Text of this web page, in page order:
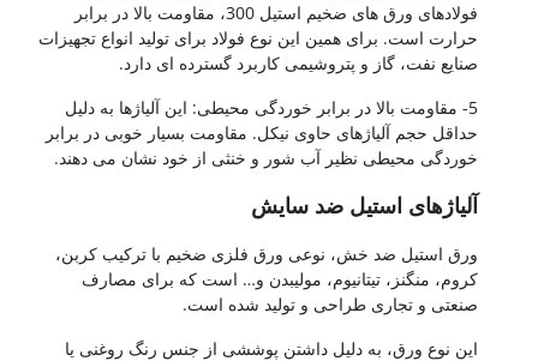
فولادهای ورق های ضخیم استیل 300، مقاومت بالا در برابر
حرارت است. برای همین این نوع فولاد برای تولید انواع تجهیزات
صنایع نفت، گاز و پتروشیمی کاربرد گسترده ای دارد.
5- مقاومت بالا در برابر خوردگی محیطی: این آلیاژها به دلیل
حداقل حجم آلیاژهای حاوی نیکل. مقاومت بسیار خوبی در برابر
خوردگی محیطی نظیر آب شور و خنثی از خود نشان می دهند.
آلیاژهای استیل ضد سایش
ورق استیل ضد خش، نوعی ورق فلزی ضخیم با ترکیب کربن،
کروم، منگنز، تیتانیوم، مولیبدن و… است که برای مصارف
صنعتی و تجاری طراحی و تولید شده است.
این نوع ورق، به دلیل داشتن پوششی از جنس رنگ روغنی یا